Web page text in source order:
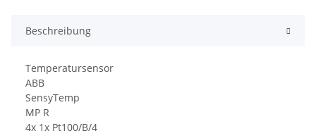
Beschreibung
Temperatursensor
ABB
SensyTemp
MP R
4x 1x Pt100/B/4